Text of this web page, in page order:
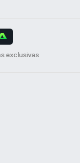
exclusivas